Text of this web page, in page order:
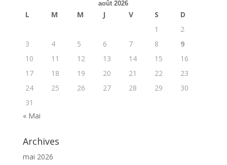
août 2026
L M M J V S
D
1
2
3
4 5 6 7 8
9
10
11 12 13 14 15
16
17
18 19 20 21 22
23
24
25 26 27 28 29
30
31
« Mai
Archives
mai 2026